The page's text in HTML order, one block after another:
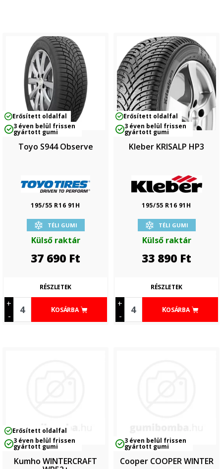
Erősített oldalfal
3 éven belül frissen
gyártott gumi
Toyo S944 Observe
195/55 R16 91H
TÉLI GUMI
Külső raktár
37 690 Ft
+
-
KOSÁRBA
RÉSZLETEK
Erősített oldalfal
3 éven belül frissen
gyártott gumi
Kleber KRISALP HP3
195/55 R16 91H
TÉLI GUMI
Külső raktár
33 890 Ft
+
-
KOSÁRBA
RÉSZLETEK
Erősített oldalfal
3 éven belül frissen
gyártott gumi
Kumho WINTERCRAFT
3 éven belül frissen
gyártott gumi
Cooper COOPER WINTER